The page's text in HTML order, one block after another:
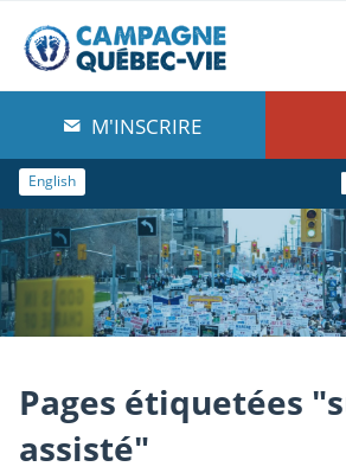
À propos de nous
Blog
Comprendre
Agir
Boutique
M'INSCRIRE
English
Pages étiquetées
assisté"